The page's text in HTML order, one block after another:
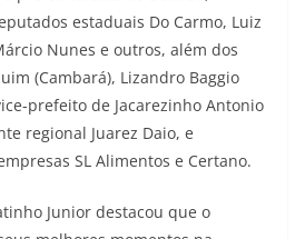
estaduais Do Carmo, Luiz
Nunes e outros, além dos
(Cambará), Lizandro Baggio
prefeito de Jacarezinho Antonio
regional Juarez Daio, e
SL Alimentos e Certano.
Junior destacou que o